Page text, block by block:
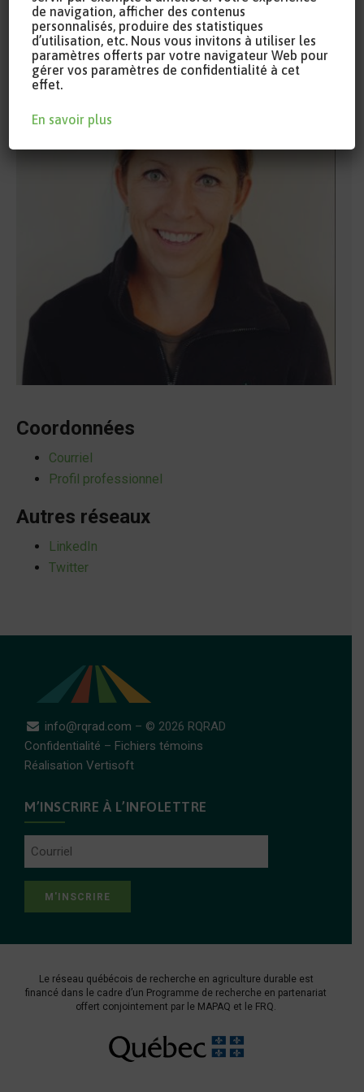
pour améliorer la conservation des pommes de terre
Coordonnées
Courriel
Profil professionnel
Autres réseaux
LinkedIn
Twitter
info@rqrad.com – © 2026 RQRAD
Confidentialité – Fichiers témoins
Réalisation Vertisoft
M’INSCRIRE À L’INFOLETTRE
Courriel
Le réseau québécois de recherche en agriculture durable est
financé dans le cadre d’un Programme de recherche en partenariat
offert conjointement par le MAPAQ et le FRQ.
de navigation, afficher des contenus
personnalisés, produire des statistiques
d’utilisation, etc. Nous vous invitons à utiliser les
paramètres offerts par votre navigateur Web pour
gérer vos paramètres de confidentialité à cet
effet.
En savoir plus